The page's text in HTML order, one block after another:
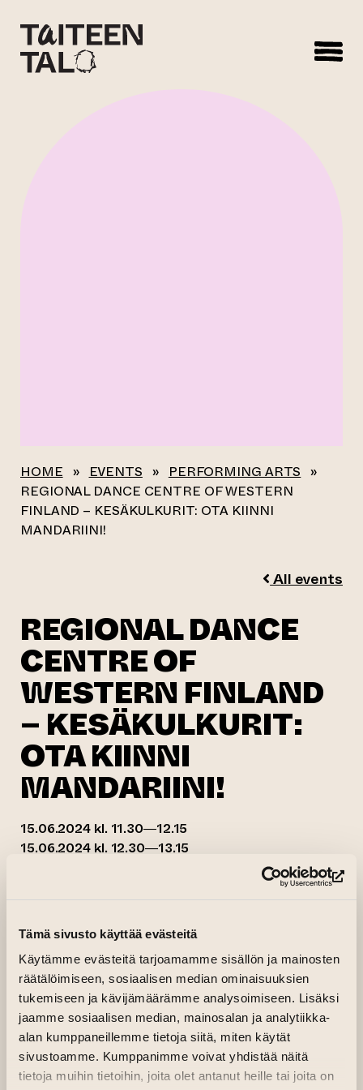
Tämä sivusto käyttää evästeitä
Käytämme evästeitä tarjoamamme sisällön ja mainosten
räätälöimiseen, sosiaalisen median ominaisuuksien
tukemiseen ja kävijämäärämme analysoimiseen. Lisäksi
jaamme sosiaalisen median, mainosalan ja analytiikka-
alan kumppaneillemme tietoja siitä, miten käytät
sivustoamme. Kumppanimme voivat yhdistää näitä
tietoja muihin tietoihin, joita olet antanut heille tai joita on
HOME » EVENTS » PERFORMING ARTS »
REGIONAL DANCE CENTRE OF WESTERN
FINLAND – KESÄKULKURIT: OTA KIINNI
MANDARIINI!
All events
REGIONAL DANCE
CENTRE OF
WESTERN FINLAND
– KESÄKULKURIT:
OTA KIINNI
MANDARIINI!
15.06.2024 kl. 11.30—12.15
15.06.2024 kl. 12.30—13.15
Organiser:Regional Dance Centre of Western
Regional Dance Centre of Western
Finland – Kesäkulkurit Ira Tuppurainen
and Maiju Tiuraniemi will delight with
their work “Ota kiinni mandariini!” on
15 June at 11:30 and 12:30 on Luostarin
välikatu! Play, surprises and a fanfare